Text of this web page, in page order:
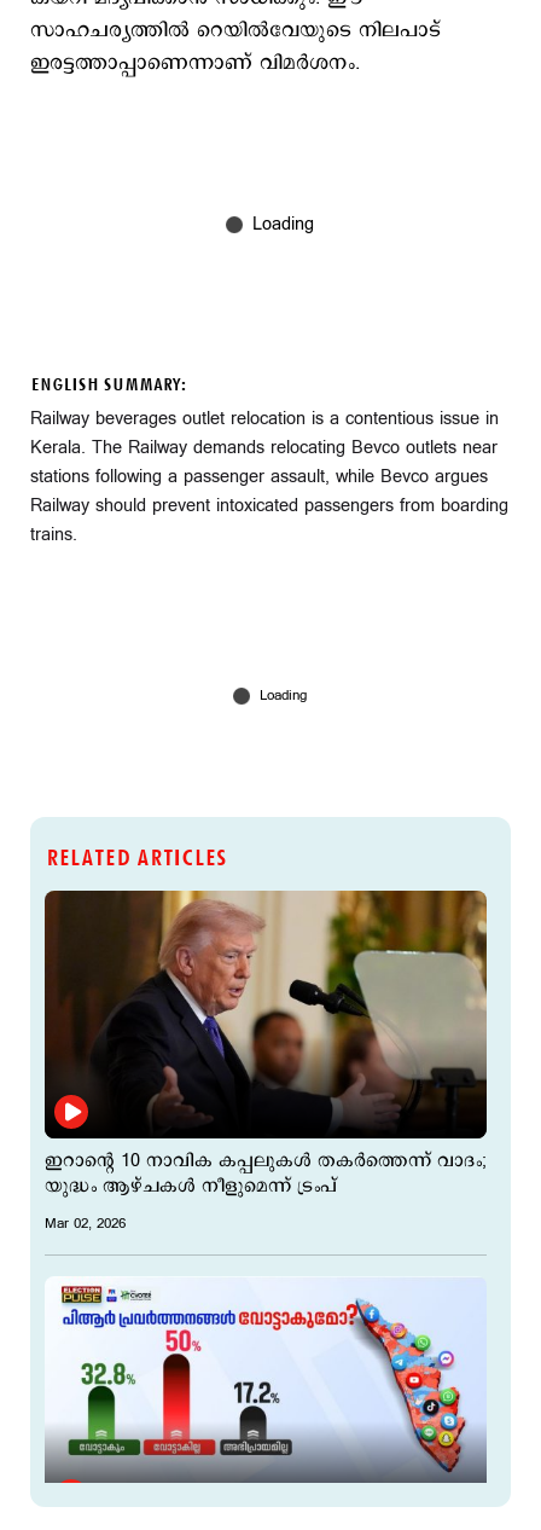
സാഹചര്യത്തില്‍ റെയില്‍വേയുടെ നിലപാട്
ഇരട്ടത്താപ്പാണെന്നാണ് വിമര്‍ശനം.
ENGLISH SUMMARY:
Railway beverages outlet relocation is a contentious issue in
Kerala. The Railway demands relocating Bevco outlets near
stations following a passenger assault, while Bevco argues
Railway should prevent intoxicated passengers from boarding
trains.
RELATED ARTICLES
ഇറാന്റെ 10 നാവിക കപ്പലുകള്‍ തകര്‍ത്തെന്ന് വാദം;
യുദ്ധം ആഴ്ചകള്‍ നീളുമെന്ന് ട്രംപ്
Mar 02, 2026